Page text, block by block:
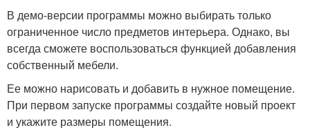
В демо-версии программы можно выбирать только
ограниченное число предметов интерьера. Однако, вы
всегда сможете воспользоваться функцией добавления
собственный мебели.
Ее можно нарисовать и добавить в нужное помещение.
При первом запуске программы создайте новый проект
и укажите размеры помещения.